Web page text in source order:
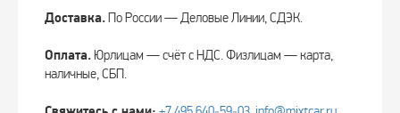
Доставка.По России — Деловые Линии, СДЭК.
Оплата. Юрлицам — счёт с НДС. Физлицам — карта,
наличные, СБП.